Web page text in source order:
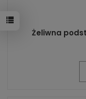
Żeliwna